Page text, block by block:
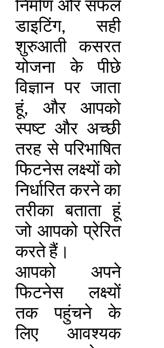
निर्माण और सफल
डाइटिंग, सही
शुरुआती कसरत
योजना के पीछे
विज्ञान पर जाता
हूं, और आपको
स्पष्ट और अच्छी
तरह से परिभाषित
फिटनेस लक्ष्यों को
निर्धारित करने का
तरीका बताता हूं
जो आपको प्रेरित
करते हैं।
आपको अपने
फिटनेस लक्ष्यों
तक पहुंचने के
लिए आवश्यक